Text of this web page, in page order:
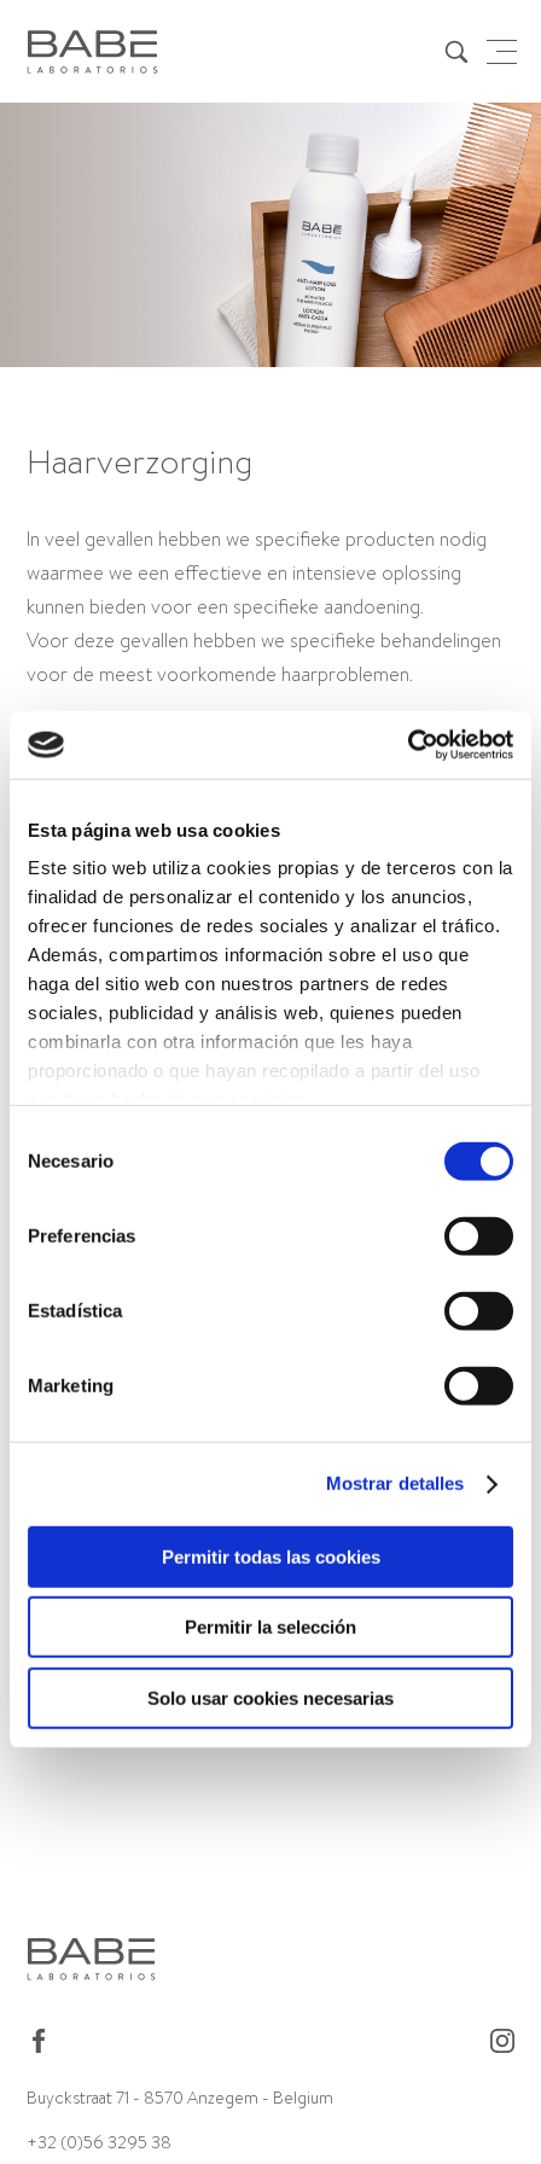
Esta página web usa cookies
Este sitio web utiliza cookies propias y de terceros con la
finalidad de personalizar el contenido y los anuncios,
ofrecer funciones de redes sociales y analizar el tráfico.
Además, compartimos información sobre el uso que
haga del sitio web con nuestros partners de redes
sociales, publicidad y análisis web, quienes pueden
combinarla con otra información que les haya
proporcionado o que hayan recopilado a partir del uso
Más información
Necesario
Preferencias
Estadística
Marketing
Mostrar detalles
Permitir todas las cookies
Permitir la selección
Solo usar cookies necesarias
Haarverzorging
In veel gevallen hebben we specifieke producten nodig
waarmee we een effectieve en intensieve oplossing
kunnen bieden voor een specifieke aandoening.
Voor deze gevallen hebben we specifieke behandelingen
voor de meest voorkomende haarproblemen.
ANDER BABÉ GAMMA'S
Buyckstraat 71 - 8570 Anzegem - Belgium
+32 (0)56 3295 38